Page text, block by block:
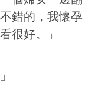
錯的，我懷孕
很好。」